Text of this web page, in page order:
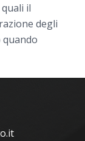
il
degli